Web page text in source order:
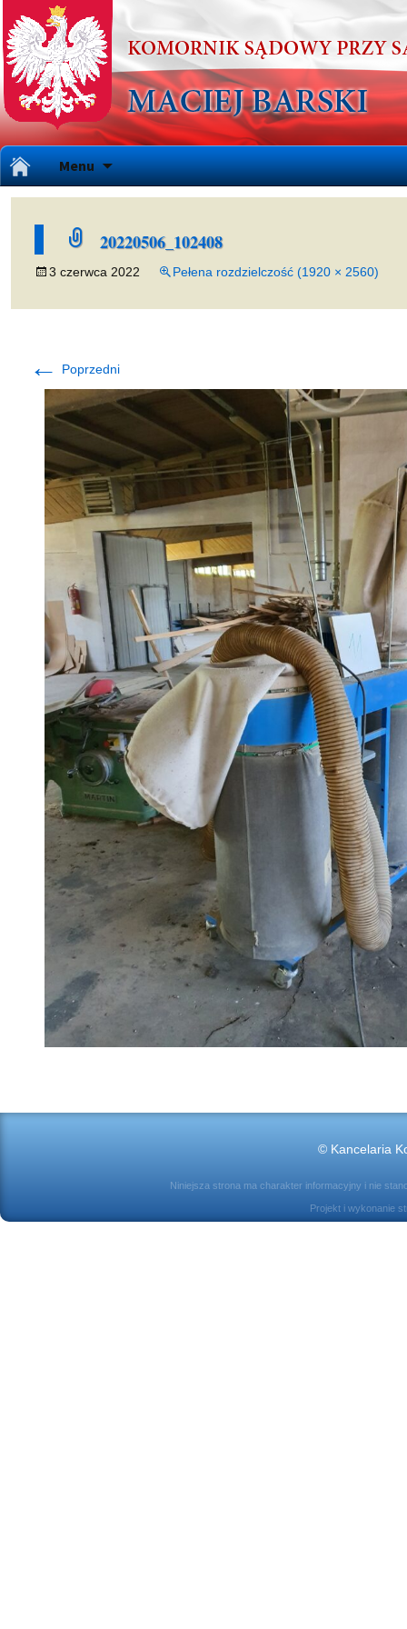
Menu
do
20220506_102408
3 czerwca 2022 Pełena rozdzielczość (1920 × 2560)
← Poprzedni
© Kancelaria
Niniejsza strona ma charakter informacyjny i nie
Projekt i wykonanie